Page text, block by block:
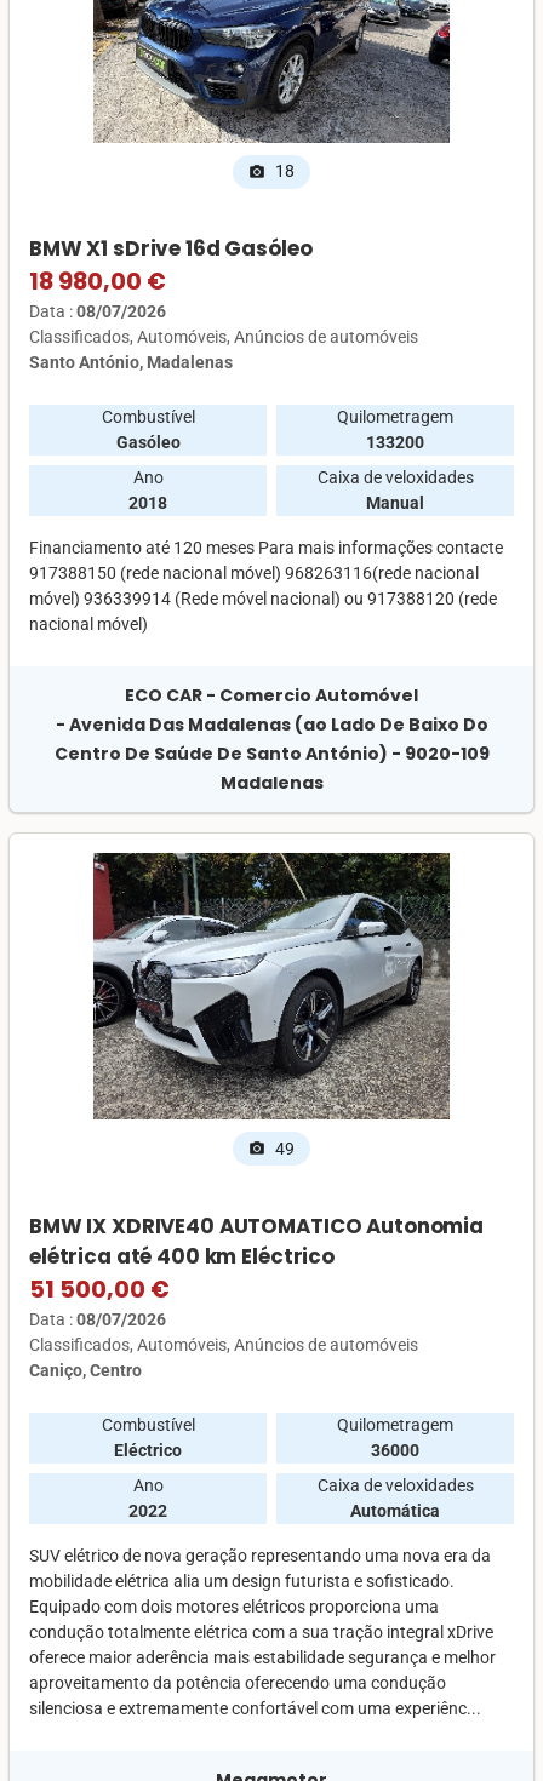
photo_camera 18
BMW X1 sDrive 16d Gasóleo
18 980,00 €
Data :08/07/2026
Classificados Automóveis Anúncios de automóveis
Santo António, Madalenas
Combustível
Gasóleo
Quilometragem
133200
Ano
2018
Caixa de veloxidades
Manual
Financiamento até 120 meses Para mais informações contacte
917388150 (rede nacional móvel) 968263116(rede nacional
móvel) 936339914 (Rede móvel nacional) ou 917388120 (rede
nacional móvel)
ECO CAR - Comercio Automóvel
- Avenida Das Madalenas (ao Lado De Baixo Do
Centro De Saúde De Santo António) - 9020-109
Madalenas
photo_camera 49
BMW IX XDRIVE40 AUTOMATICO Autonomia
elétrica até 400 km Eléctrico
51 500,00 €
Data :08/07/2026
Classificados Automóveis Anúncios de automóveis
Caniço, Centro
Combustível
Eléctrico
Quilometragem
36000
Ano
2022
Caixa de veloxidades
Automática
SUV elétrico de nova geração representando uma nova era da
mobilidade elétrica alia um design futurista e sofisticado.
Equipado com dois motores elétricos proporciona uma
condução totalmente elétrica com a sua tração integral xDrive
oferece maior aderência mais estabilidade segurança e melhor
aproveitamento da potência oferecendo uma condução
silenciosa e extremamente confortável com uma experiênc...